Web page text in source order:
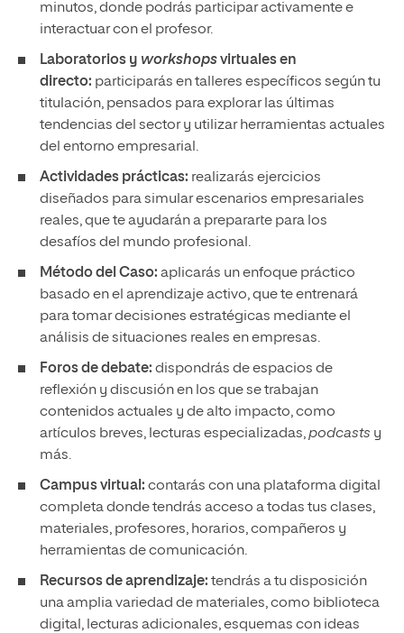
minutos, donde podrás participar activamente e
interactuar con el profesor.
Laboratorios y workshopsvirtuales en
directo: participarás en talleres específicos según tu
titulación, pensados para explorar las últimas
tendencias del sector y utilizar herramientas actuales
del entorno empresarial.
Actividades prácticas: realizarás ejercicios
diseñados para simular escenarios empresariales
reales, que te ayudarán a prepararte para los
desafíos del mundo profesional.
Método del Caso: aplicarás un enfoque práctico
basado en el aprendizaje activo, que te entrenará
para tomar decisiones estratégicas mediante el
análisis de situaciones reales en empresas.
Foros de debate: dispondrás de espacios de
reflexión y discusión en los que se trabajan
contenidos actuales y de alto impacto, como
artículos breves, lecturas especializadas,podcasts y
más.
Campus virtual: contarás con una plataforma digital
completa donde tendrás acceso a todas tus clases,
materiales, profesores, horarios, compañeros y
herramientas de comunicación.
Recursos de aprendizaje: tendrás a tu disposición
una amplia variedad de materiales, como biblioteca
digital, lecturas adicionales, esquemas con ideas